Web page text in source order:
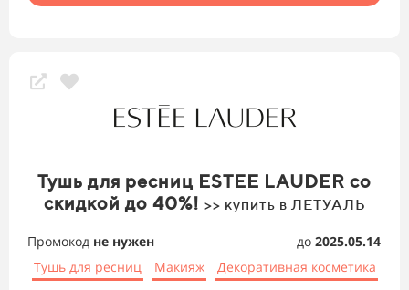
Тушь для ресниц ESTEE LAUDER со
скидкой до 40%! >> купить в ЛЕТУАЛЬ
Промокод не нужен до 2025.05.14
Тушь для ресниц
Макияж Декоративная косметика